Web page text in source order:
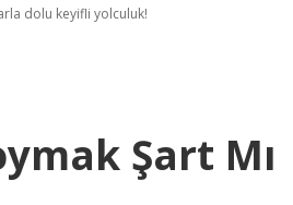
dolu keyifli yolculuk!
Şart Mı